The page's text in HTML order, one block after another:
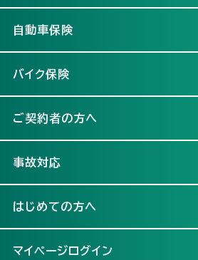
自動車保険
バイク保険
ご契約者の方へ
事故対応
はじめての方へ
マイページログイン